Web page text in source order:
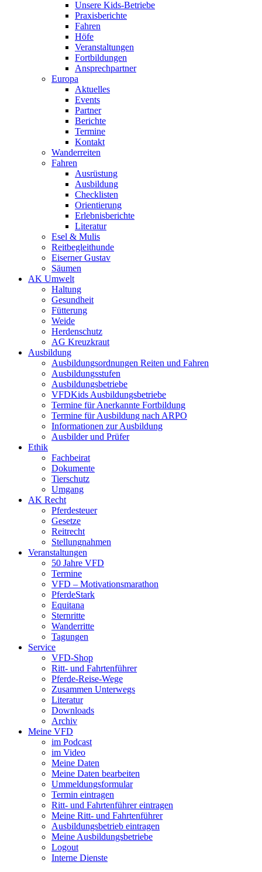
Unsere Kids-Betriebe
Praxisberichte
Fahren
Höfe
Veranstaltungen
Fortbildungen
Ansprechpartner
Europa
Aktuelles
Events
Partner
Berichte
Termine
Kontakt
Wanderreiten
Fahren
Ausrüstung
Ausbildung
Checklisten
Orientierung
Erlebnisberichte
Literatur
Esel & Mulis
Reitbegleithunde
Eiserner Gustav
Säumen
AK Umwelt
Haltung
Gesundheit
Fütterung
Weide
Herdenschutz
AG Kreuzkraut
Ausbildung
Ausbildungsordnungen Reiten und Fahren
Ausbildungsstufen
Ausbildungsbetriebe
VFDKids Ausbildungsbetriebe
Termine für Anerkannte Fortbildung
Termine für Ausbildung nach ARPO
Informationen zur Ausbildung
Ausbilder und Prüfer
Ethik
Fachbeirat
Dokumente
Tierschutz
Umgang
AK Recht
Pferdesteuer
Gesetze
Reitrecht
Stellungnahmen
Veranstaltungen
50 Jahre VFD
Termine
VFD – Motivationsmarathon
PferdeStark
Equitana
Sternritte
Wanderritte
Tagungen
Service
VFD-Shop
Ritt- und Fahrtenführer
Pferde-Reise-Wege
Zusammen Unterwegs
Literatur
Downloads
Archiv
Meine VFD
im Podcast
im Video
Meine Daten
Meine Daten bearbeiten
Ummeldungsformular
Termin eintragen
Ritt- und Fahrtenführer eintragen
Meine Ritt- und Fahrtenführer
Ausbildungsbetrieb eintragen
Meine Ausbildungsbetriebe
Logout
Interne Dienste